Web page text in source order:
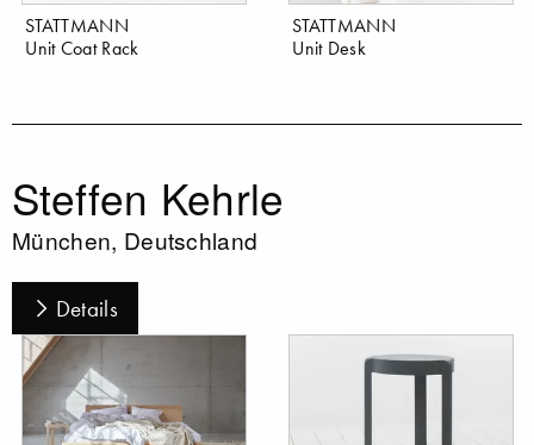
STATTMANN
Unit Coat Rack
STATTMANN
Unit Desk
Steffen Kehrle
München, Deutschland
Details